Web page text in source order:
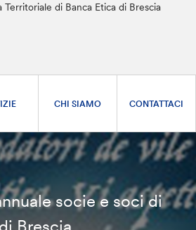
di Banca Etica di Brescia
CHI SIAMO CONTATTACI
socie e soci di